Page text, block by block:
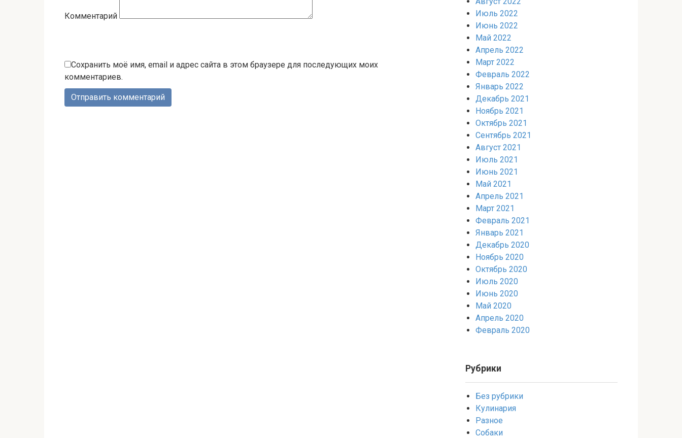
Комментарий
Сохранить моё имя, email и адрес сайта в этом браузере для последующих моих
комментариев.
Июль 2022
Июнь 2022
Май 2022
Апрель 2022
Март 2022
Февраль 2022
Январь 2022
Декабрь 2021
Ноябрь 2021
Октябрь 2021
Сентябрь 2021
Август 2021
Июль 2021
Июнь 2021
Май 2021
Апрель 2021
Март 2021
Февраль 2021
Январь 2021
Декабрь 2020
Ноябрь 2020
Октябрь 2020
Июль 2020
Июнь 2020
Май 2020
Апрель 2020
Февраль 2020
Рубрики
Без рубрики
Кулинария
Разное
Собаки